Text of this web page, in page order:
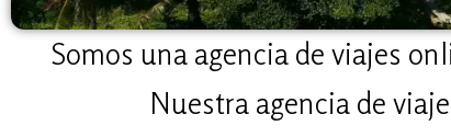
Somos una agencia de viajes
Nuestra agencia de